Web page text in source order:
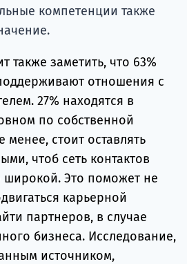
компетенции также
также заметить, что 63%
отношения с
27% находятся в
по собственной
менее, стоит оставлять
чтоб сеть контактов
широкой. Это поможет не
карьерной
партнеров, в случае
бизнеса. Исследование,
источником,